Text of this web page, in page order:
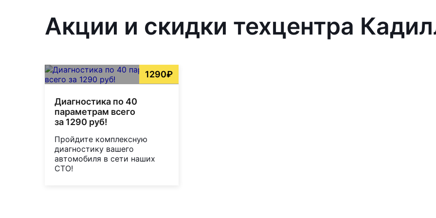
Акции и скидки техцентра
1290₽
Диагностика по 40
параметрам всего
за 1290 руб!
Пройдите комплексную
диагностику вашего
автомобиля в сети наших
СТО!